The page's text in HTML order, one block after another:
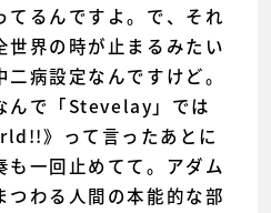
てるんですよ。で、それ
世界の時が止まるみたい
二病設定なんですけど。
んで「Stevelay」では
》って言ったあとに
も一回止めてて。アダム
つわる人間の本能的な部